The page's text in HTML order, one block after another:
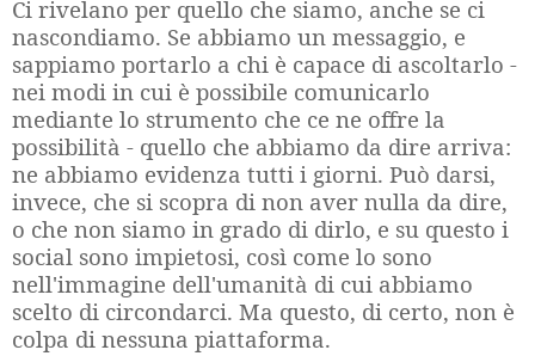
Ci rivelano per quello che siamo, anche se ci
nascondiamo. Se abbiamo un messaggio, e
sappiamo portarlo a chi è capace di ascoltarlo -
nei modi in cui è possibile comunicarlo
mediante lo strumento che ce ne offre la
possibilità - quello che abbiamo da dire arriva:
ne abbiamo evidenza tutti i giorni. Può darsi,
invece, che si scopra di non aver nulla da dire,
o che non siamo in grado di dirlo, e su questo i
social sono impietosi, così come lo sono
nell'immagine dell'umanità di cui abbiamo
scelto di circondarci. Ma questo, di certo, non è
colpa di nessuna piattaforma.